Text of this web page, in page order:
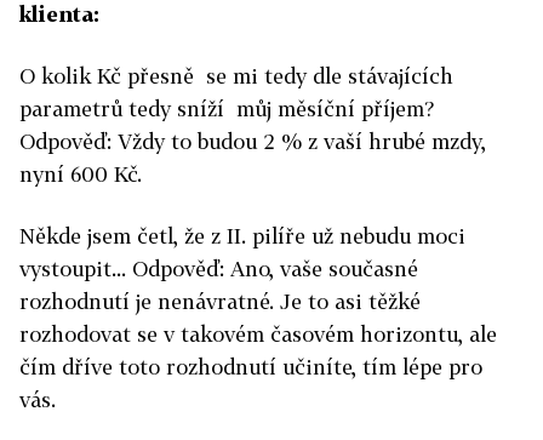
klienta:
O kolik Kč přesně se mi tedy dle stávajících
parametrů tedy sníží můj měsíční příjem?
Odpověď: Vždy to budou 2 % z vaší hrubé mzdy,
nyní 600 Kč.
Někde jsem četl, že z II. pilíře už nebudu moci
vystoupit... Odpověď: Ano, vaše současné
rozhodnutí je nenávratné. Je to asi těžké
rozhodovat se v takovém časovém horizontu, ale
čím dříve toto rozhodnutí učiníte, tím lépe pro
vás.